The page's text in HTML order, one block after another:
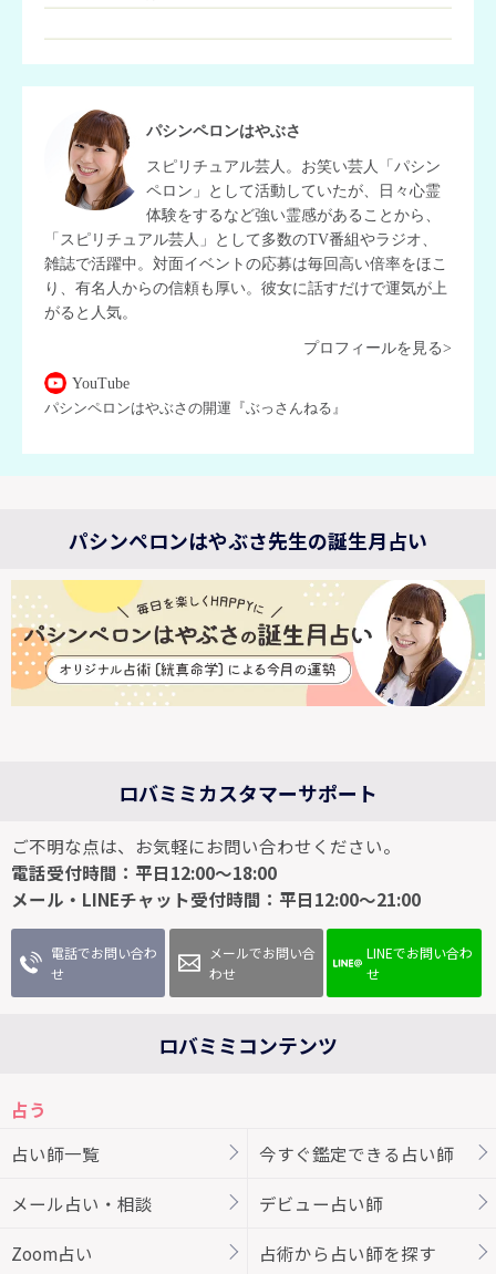
パシンペロンはやぶさ
スピリチュアル芸人。お笑い芸人「パシン
ペロン」として活動していたが、日々心霊
体験をするなど強い霊感があることから、
「スピリチュアル芸人」として多数のTV番組やラジオ、
雑誌で活躍中。対面イベントの応募は毎回高い倍率をほこ
り、有名人からの信頼も厚い。彼女に話すだけで運気が上
がると人気。
プロフィールを見る>
YouTube
パシンペロンはやぶさの開運『ぶっさんねる』
パシンペロンはやぶさ先生の誕生月占い
ロバミミカスタマーサポート
ご不明な点は、お気軽にお問い合わせください。
電話受付時間：平日12:00～18:00
メール・LINEチャット受付時間：平日12:00～21:00
電話でお問い合わ
せ
メールでお問い合
わせ
LINEでお問い合わ
せ
ロバミミコンテンツ
占う
占い師一覧
今すぐ鑑定できる占い師
メール占い・相談 デビュー占い師
Zoom占い 占術から占い師を探す